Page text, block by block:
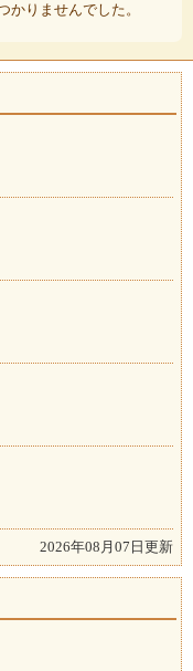
かりませんでした。
2026年08月07日更新